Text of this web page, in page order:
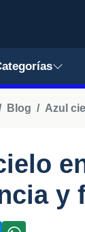
Blog Azul
y